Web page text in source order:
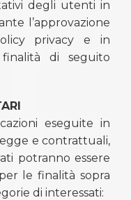
degli utenti in
l’approvazione
privacy e in
di seguito
eseguite in
e contrattuali,
potranno essere
le finalità sopra
di interessati: